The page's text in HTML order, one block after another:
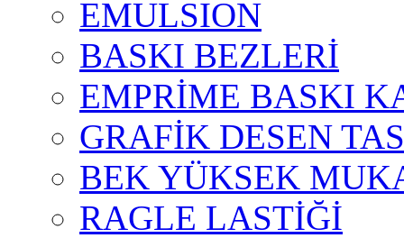
EMULSION
BASKI BEZLERİ
EMPRİME BASKI
GRAFİK DESEN
BEK YÜKSEK
RAGLE LASTİĞİ